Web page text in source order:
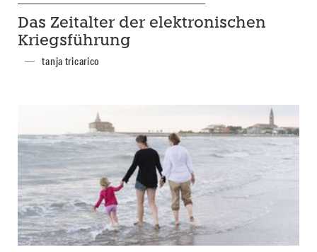
Das Zeitalter der elektronischen
Kriegsführung
tanja tricarico